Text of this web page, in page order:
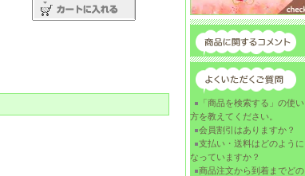
「商品を検索する」の使い
方を教えてください。
会員割引はありますか？
支払い・送料はどのように
なっていますか？
商品注文から到着までどの